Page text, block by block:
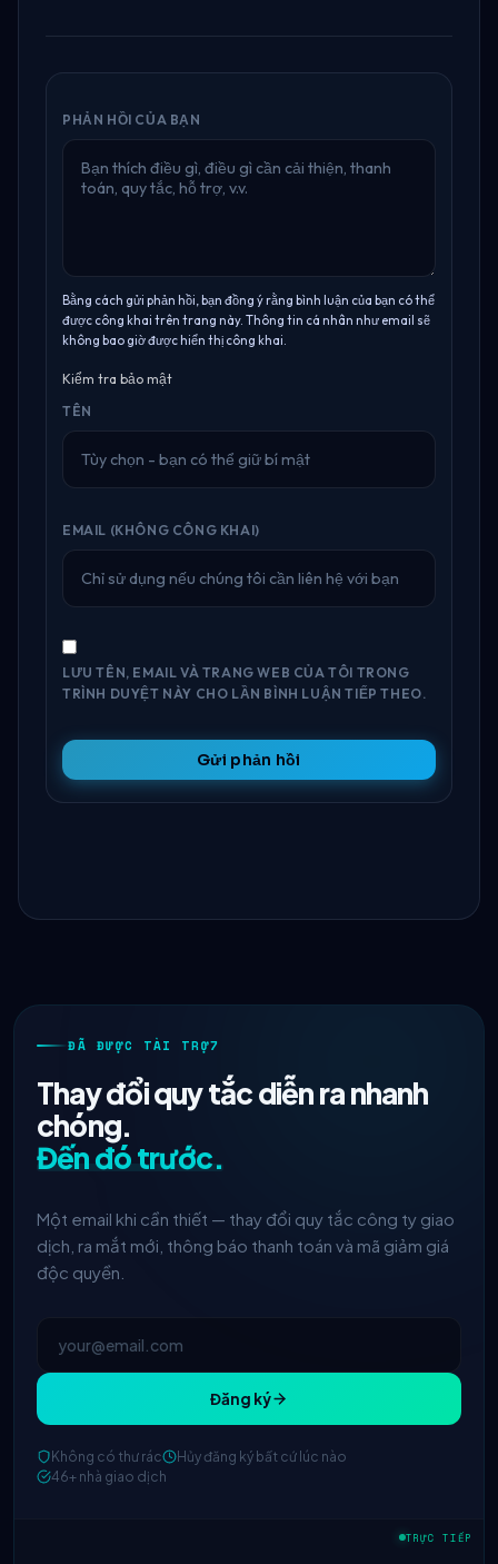
PHẢN HỒI CỦA BẠN
Bằng cách gửi phản hồi, bạn đồng ý rằng bình luận của bạn có thể
được công khai trên trang này. Thông tin cá nhân như email sẽ
không bao giờ được hiển thị công khai.
Kiểm tra bảo mật
TÊN
EMAIL (KHÔNG CÔNG KHAI)
LƯU TÊN, EMAIL VÀ TRANG WEB CỦA TÔI TRONG
TRÌNH DUYỆT NÀY CHO LẦN BÌNH LUẬN TIẾP THEO.
Gửi phản hồi
ĐÃ ĐƯỢC TÀI TRỢ7
Thay đổi quy tắc diễn ra nhanh
chóng.
Đến đó trước.
Một email khi cần thiết — thay đổi quy tắc công ty giao
dịch, ra mắt mới, thông báo thanh toán và mã giảm giá
độc quyền.
Đăng ký
Không có thư rác
Hủy đăng ký bất cứ lúc nào
46+ nhà giao dịch
TRỰC TIẾP
FTMOcập nhật tỷ lệ chia lợi nhuận →
90%